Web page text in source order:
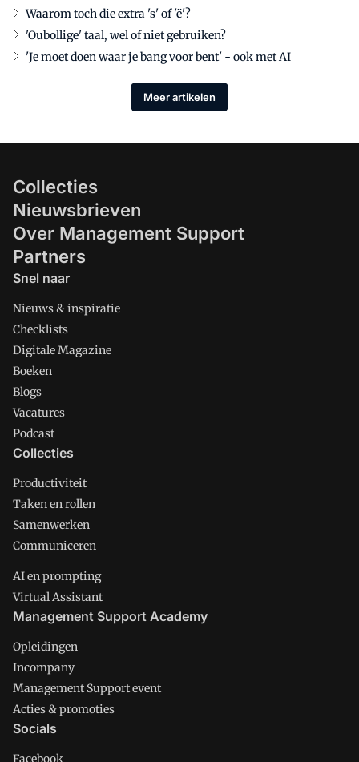
Waarom toch die extra 's' of 'ë'?
'Oubollige' taal, wel of niet gebruiken?
'Je moet doen waar je bang voor bent' - ook met AI
Meer artikelen
Collecties
Nieuwsbrieven
Over Management Support
Partners
Snel naar
Nieuws & inspiratie
Checklists
Digitale Magazine
Boeken
Blogs
Vacatures
Podcast
Collecties
Productiviteit
Taken en rollen
Samenwerken
Communiceren
AI en prompting
Virtual Assistant
Management Support Academy
Opleidingen
Incompany
Management Support event
Acties & promoties
Socials
Facebook